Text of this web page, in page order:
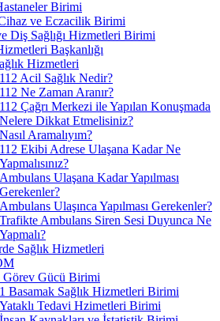
Birimi
ve Eczacilik Birimi
Diş Sağlığı Hizmetleri Birimi
Başkanlığı
Hizmetleri
112 Acil Sağlık Nedir?
112 Ne Zaman Aranır?
112 Çağrı Merkezi ile Yapılan Konuşmada
Nelere Dikkat Etmelisiniz?
Nasıl Aramalıyım?
112 Ekibi Adrese Ulaşana Kadar Ne
Yapmalısınız?
Ambulans Ulaşana Kadar Yapılması
Gerekenler?
Ambulans Ulaşınca Yapılması Gerekenler?
Trafikte Ambulans Siren Sesi Duyunca Ne
Yapmalı?
Sağlık Hizmetleri
Görev Gücü Birimi
1 Basamak Sağlık Hizmetleri Birimi
Yataklı Tedavi Hzimetleri Birimi